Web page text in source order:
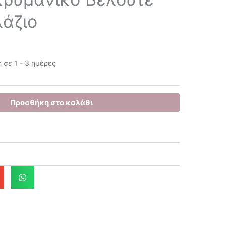
1 - 3 ημέρες
Προσθήκη στο καλάθι